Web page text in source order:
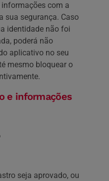
com a
sua segurança. Caso
identidade não foi
poderá não
aplicativo no seu
mesmo bloquear o
e informações
seja aprovado, ou